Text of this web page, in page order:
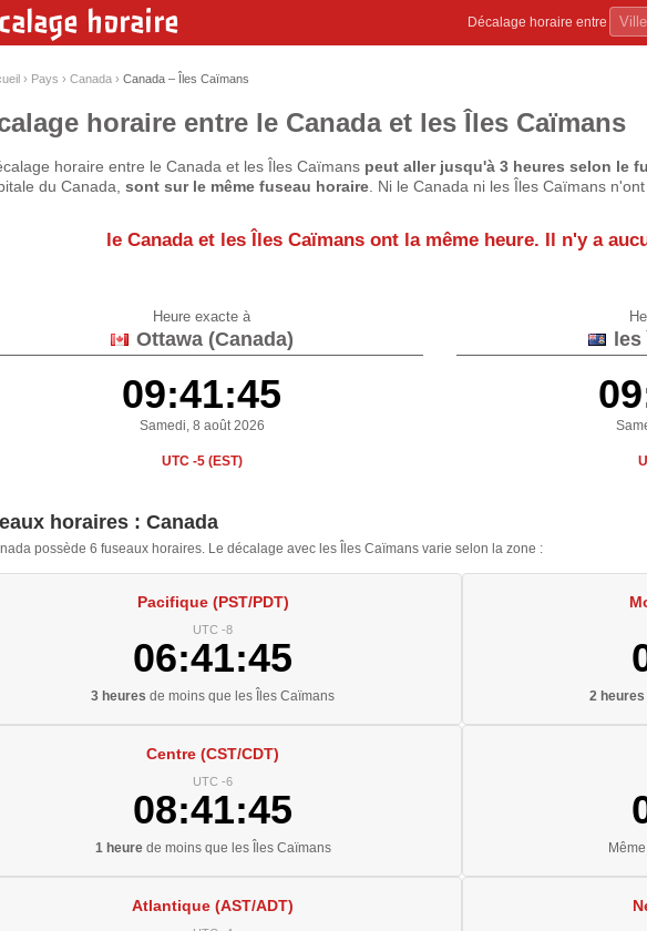
horaire Décalage horaire entre
› Pays › Canada › Canada – Îles Caïmans
horaire entre le Canada et les Îles Caïmans
horaire entre le Canada et les Îles Caïmans peut aller jusqu'à 3 heures selon le
du Canada, sont sur le même fuseau horaire . Ni le Canada ni les Îles Caïmans
le Canada et les Îles Caïmans ont la même heure. Il n'y a
Heure exacte à
Ottawa (Canada)
09:41:46
Samedi, 8 août 2026
UTC -5 (EST)
les
horaires : Canada
possède 6 fuseaux horaires. Le décalage avec les Îles Caïmans varie selon la zone :
Pacifique (PST/PDT)
UTC -8
06:41:46
3 heures de moins que les Îles Caïmans 2 heures
Centre (CST/CDT)
UTC -6
08:41:46
1 heurede moins que les Îles Caïmans
Atlantique (AST/ADT)